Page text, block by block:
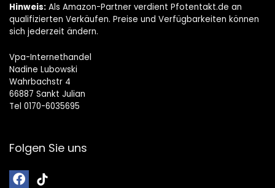
Hinweis: Als Amazon-Partner verdient Pfotentakt.de an
qualifizierten Verkäufen. Preise und Verfügbarkeiten können
sich jederzeit ändern.
Vpa-Internethandel
Nadine Lubowski
Wahrbachstr 4
66887 Sankt Julian
Tel 0170-6035695
Folgen Sie uns